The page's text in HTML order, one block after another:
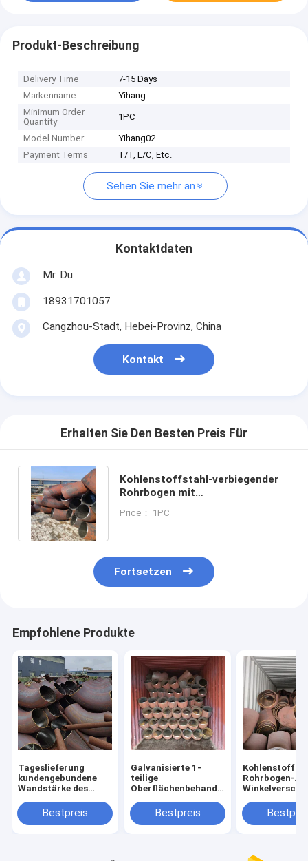
Produkt-Beschreibung
Delivery Time
7-15 Days
Markenname
Yihang
Minimum Order
Quantity
1PC
Model Number
Yihang02
Payment Terms
T/T, L/C, Etc.
Sehen Sie mehr an
Kontaktdaten
Mr. Du
18931701057
Cangzhou-Stadt, Hebei-Provinz, China
Kontakt
Erhalten Sie Den Besten Preis Für
Kohlenstoffstahl-verbiegender
Rohrbogen mit
Price： 1PC
Fortsetzen
Empfohlene Produkte
Tageslieferung
kundengebundene
Wandstärke des
Ellbogen-
Verbindungsstück-
Bestpreis
Galvanisierte 1-
teilige
Oberflächenbehandlung
Kohlenstoffstahl-
Ellbogen-
Bestpreis
Rohrbogen-
System